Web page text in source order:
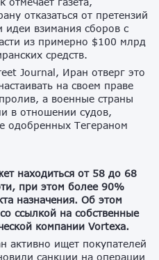
отказаться от претензий
взимания сборов с
из примерно $100 млрд
средств.
Journal, Иран отверг это
на своем праве
а военные страны
в отношении судов,
одобренных Тегераном
находиться от 58 до 68
при этом более 90%
назначения. Об этом
ссылкой на собственные
компании Vortexa.
активно ищет покупателей
санкции на операции